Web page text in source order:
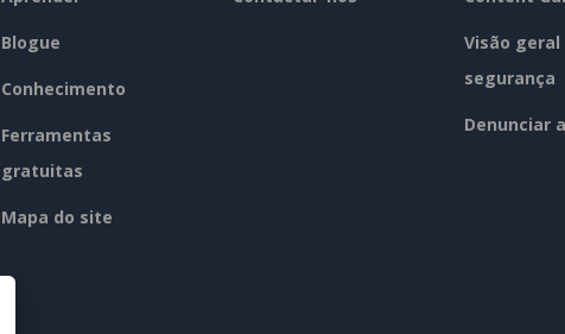
Blogue
Conhecimento
Ferramentas
gratuitas
Mapa do site
Visão geral
segurança
Denunciar